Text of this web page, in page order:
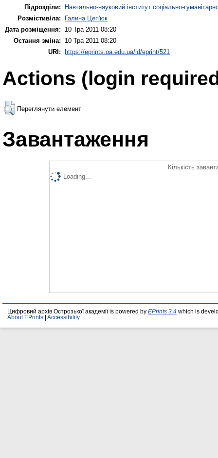
Підрозділи:
Навчально-науковий інститут соціально-
Розмістив/ла:
Галина Цеп'юк
Дата розміщення:
10 Тра 2011 08:20
Остання зміна:
10 Тра 2011 08:20
URI: https://eprints.oa.edu.ua/id/eprint/521
Actions (login
Переглянути елемент
Завантаження
Кількість
Loading...
Цифровий архів Острозької академії is powered by EPrints 3.4 which is
About EPrints
Accessibility